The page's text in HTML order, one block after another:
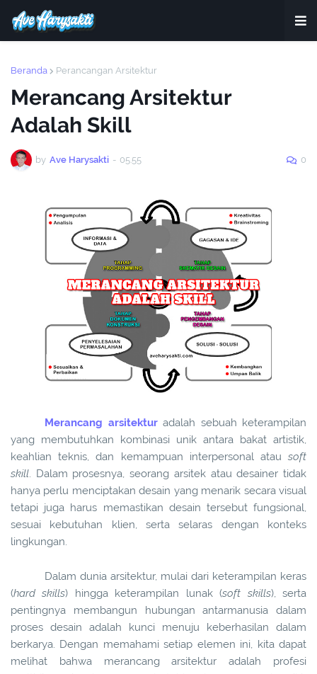
Beranda Perancangan Arsitektur
Merancang Arsitektur
Adalah Skill
by Ave Harysakti - 05.55 0
Merancang arsitekturadalah sebuah keterampilan
yang membutuhkan kombinasi unik antara bakat artistik,
keahlian teknis, dan kemampuan interpersonal atau soft
skill. Dalam prosesnya, seorang arsitek atau desainer tidak
hanya perlu menciptakan desain yang menarik secara visual
tetapi juga harus memastikan desain tersebut fungsional,
sesuai kebutuhan klien, serta selaras dengan konteks
lingkungan.
Dalam dunia arsitektur, mulai dari keterampilan keras
(hard skills) hingga keterampilan lunak (soft skills), serta
pentingnya membangun hubungan antarmanusia dalam
proses desain adalah kunci menuju keberhasilan dalam
berkarya. Dengan memahami setiap elemen ini, kita dapat
melihat bahwa merancang arsitektur adalah profesi